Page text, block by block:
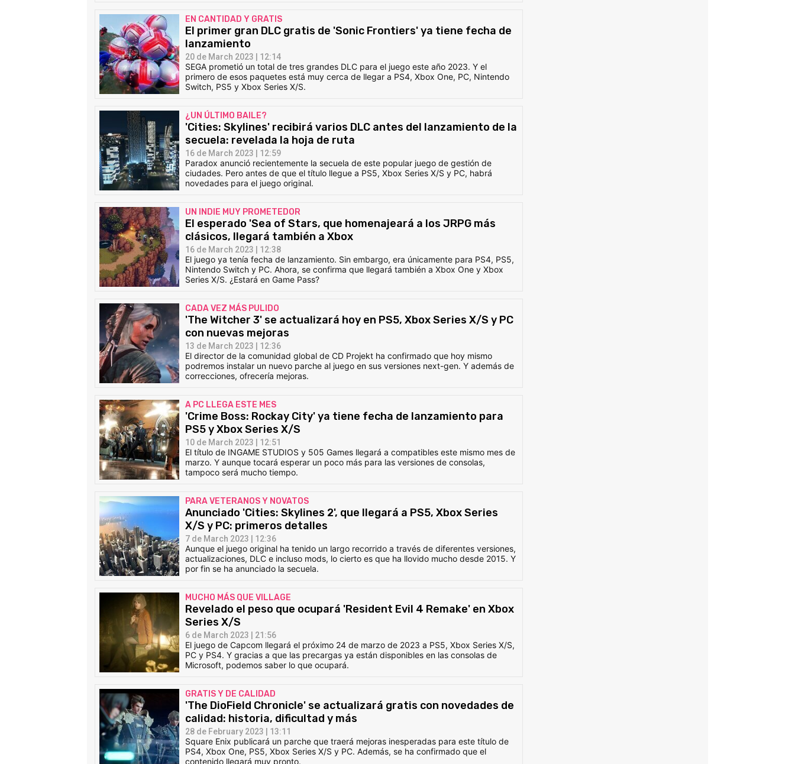
EN CANTIDAD Y GRATIS
El primer gran DLC gratis de 'Sonic Frontiers' ya tiene fecha de
lanzamiento
20 de March 2023 | 12:14
SEGA prometió un total de tres grandes DLC para el juego este año 2023. Y el
primero de esos paquetes está muy cerca de llegar a PS4, Xbox One, PC, Nintendo
Switch, PS5 y Xbox Series X/S.
¿UN ÚLTIMO BAILE?
'Cities: Skylines' recibirá varios DLC antes del lanzamiento de la
secuela: revelada la hoja de ruta
16 de March 2023 | 12:59
Paradox anunció recientemente la secuela de este popular juego de gestión de
ciudades. Pero antes de que el título llegue a PS5, Xbox Series X/S y PC, habrá
novedades para el juego original.
UN INDIE MUY PROMETEDOR
El esperado 'Sea of Stars, que homenajeará a los JRPG más
clásicos, llegará también a Xbox
16 de March 2023 | 12:38
El juego ya tenía fecha de lanzamiento. Sin embargo, era únicamente para PS4, PS5,
Nintendo Switch y PC. Ahora, se confirma que llegará también a Xbox One y Xbox
Series X/S. ¿Estará en Game Pass?
CADA VEZ MÁS PULIDO
'The Witcher 3' se actualizará hoy en PS5, Xbox Series X/S y PC
con nuevas mejoras
13 de March 2023 | 12:36
El director de la comunidad global de CD Projekt ha confirmado que hoy mismo
podremos instalar un nuevo parche al juego en sus versiones next-gen. Y además de
correcciones, ofrecería mejoras.
A PC LLEGA ESTE MES
'Crime Boss: Rockay City' ya tiene fecha de lanzamiento para
PS5 y Xbox Series X/S
10 de March 2023 | 12:51
El título de INGAME STUDIOS y 505 Games llegará a compatibles este mismo mes de
marzo. Y aunque tocará esperar un poco más para las versiones de consolas,
tampoco será mucho tiempo.
PARA VETERANOS Y NOVATOS
Anunciado 'Cities: Skylines 2', que llegará a PS5, Xbox Series
X/S y PC: primeros detalles
7 de March 2023 | 12:36
Aunque el juego original ha tenido un largo recorrido a través de diferentes versiones,
actualizaciones, DLC e incluso mods, lo cierto es que ha llovido mucho desde 2015. Y
por fin se ha anunciado la secuela.
MUCHO MÁS QUE VILLAGE
Revelado el peso que ocupará 'Resident Evil 4 Remake' en Xbox
Series X/S
6 de March 2023 | 21:56
El juego de Capcom llegará el próximo 24 de marzo de 2023 a PS5, Xbox Series X/S,
PC y PS4. Y gracias a que las precargas ya están disponibles en las consolas de
Microsoft, podemos saber lo que ocupará.
GRATIS Y DE CALIDAD
'The DioField Chronicle' se actualizará gratis con novedades de
calidad: historia, dificultad y más
28 de February 2023 | 13:11
Square Enix publicará un parche que traerá mejoras inesperadas para este título de
PS4, Xbox One, PS5, Xbox Series X/S y PC. Además, se ha confirmado que el
contenido llegará muy pronto.